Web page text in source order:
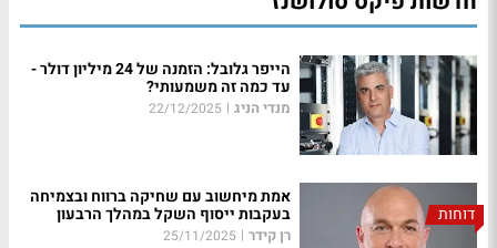
הייפר גלובל: הזמנה של 24 מיליון דולר -
עד כמה זה משמעותי?
מנדי הניג |
22/12/2025
דוחות
אמת מיחשוב עם שחיקה ברווח ובצמיחה
בעקבות ייסוף השקל במהלך הרבעון
רן קידר |
25/11/2025